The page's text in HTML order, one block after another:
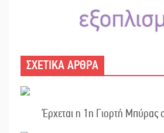
ΣΧΕΤΙΚΑ ΑΡΘΡΑ
Έρχεται η 1η Γιορτή Μπύρας